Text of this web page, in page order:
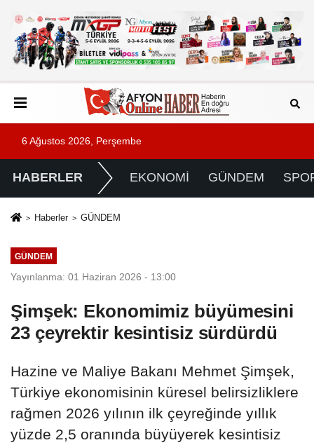
6 Ağustos 2026, Perşembe
HABERLER EKONOMİ GÜNDEM
Haberler GÜNDEM
GÜNDEM
Yayınlanma: 01 Haziran 2026 - 13:00
Şimşek: Ekonomimiz büyümesini
23 çeyrektir kesintisiz sürdürdü
Hazine ve Maliye Bakanı Mehmet Şimşek,
Türkiye ekonomisinin küresel belirsizliklere
rağmen 2026 yılının ilk çeyreğinde yıllık
yüzde 2,5 oranında büyüyerek kesintisiz